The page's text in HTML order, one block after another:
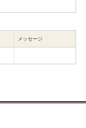
メッセージ